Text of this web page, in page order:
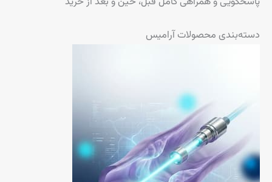
دسته‌بندی محصولات آرامیس